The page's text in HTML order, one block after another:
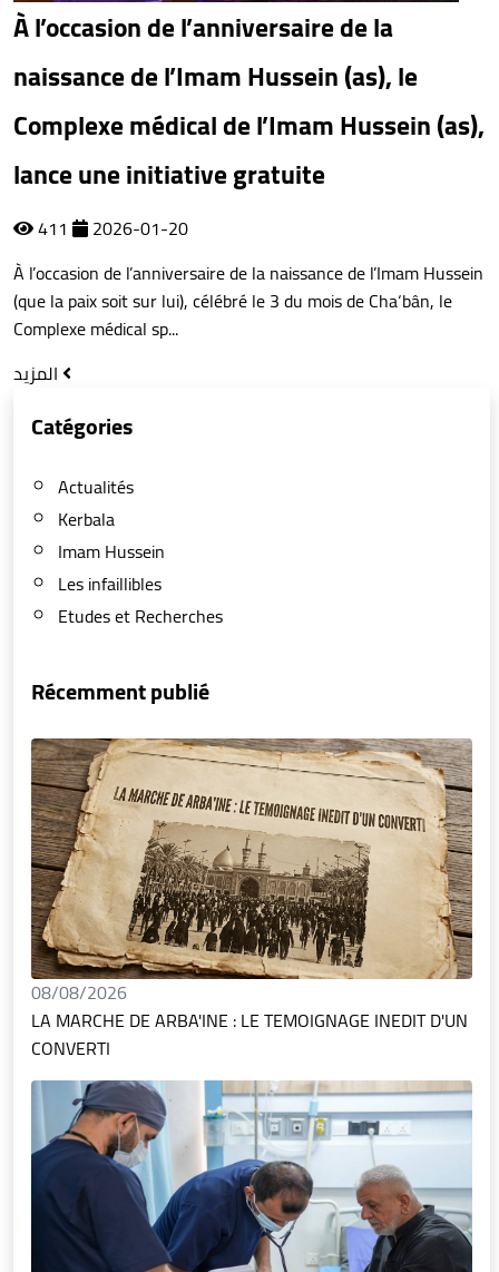
À l’occasion de l’anniversaire de la
naissance de l’Imam Hussein (as), le
Complexe médical de l’Imam Hussein (as),
lance une initiative gratuite
411
2026-01-20
À l’occasion de l’anniversaire de la naissance de l’Imam Hussein
(que la paix soit sur lui), célébré le 3 du mois de Cha‘bân, le
Complexe médical sp...
Catégories
Actualités
Kerbala
Imam Hussein
Les infaillibles
Etudes et Recherches
Récemment publié
08/08/2026
LA MARCHE DE ARBA'INE : LE TEMOIGNAGE INEDIT D'UN
CONVERTI